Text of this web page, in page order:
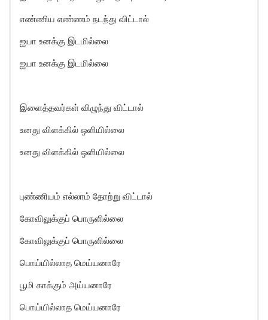
எண்ணிய எண்ணம் நடந்து விட்டால்
ஐயா உனக்கு இடமில்லை
ஐயா உனக்கு இடமில்லை
இளைத்தவர்கள் விழுந்து விட்டால்
உனது விளக்கில் ஒளியில்லை
உனது விளக்கில் ஒளியில்லை
புண்ணியம் எல்லாம் தோற்று விட்டால்
கோவிலுக்குப் பொருளில்லை
கோவிலுக்குப் பொருளில்லை
பொய்யில்லாத மெய்யனாரே
பூமி காக்கும் அய்யனாரே
பொய்யில்லாத மெய்யனாரே